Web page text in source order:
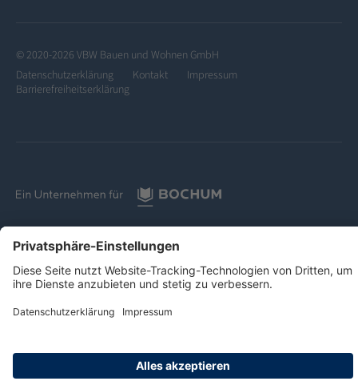
© 2020-2026 VBW Bauen und Wohnen GmbH
Datenschutzerklärung
Kontakt
Impressum
Barrierefreiheitserklärung